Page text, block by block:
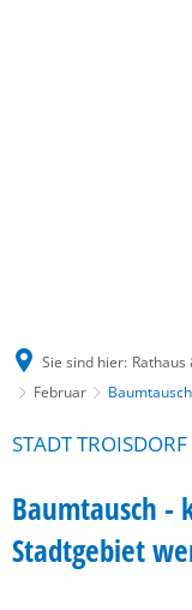
Sie sind hier: Rathaus
Februar
STADT
Baumtausch -
Stadtgebiet